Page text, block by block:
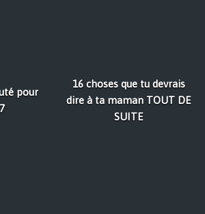
pour
16 choses que tu devrais
dire à ta maman TOUT DE
SUITE